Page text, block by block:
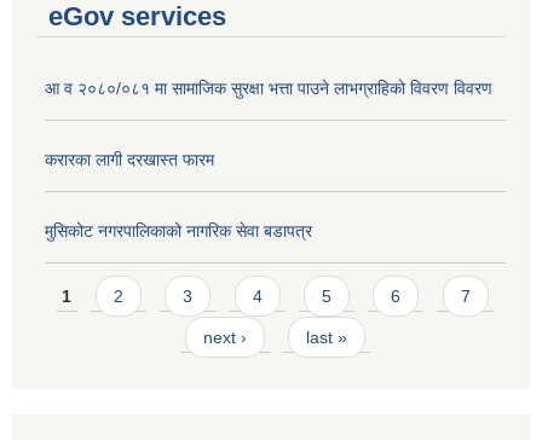
eGov services
आ व २०८०/०८१ मा सामाजिक सुरक्षा भत्ता पाउने लाभग्राहिको विवरण विवरण
करारका लागी दरखास्त फारम
मुसिकोट नगरपालिकाको नागरिक सेवा बडापत्र
Pages
1 2 3 4 5 6 7
next › last »